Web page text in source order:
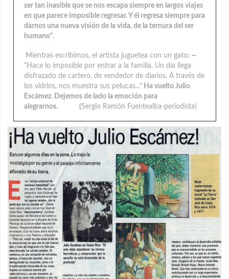
ser tan inasible que se nos escapa siempre en largos viajes
en que parece imposible regresar. Y él regresa siempre para
darnos una nueva visión de la vida, de la ternura del ser
humano".
Mientras escribimos, el artista juguetea con un gato: —
"Hace lo imposible por entrar a la familia. Un día llega
disfrazado de cartero, de vendedor de diarios. A través de
los vidrios, nos muestra sus pelucas..."Ha vuelto Julio
Escámez. Dejemos de lado la emoción para
alegrarnos. (Sergio Ramón Fuentealba-periodista)